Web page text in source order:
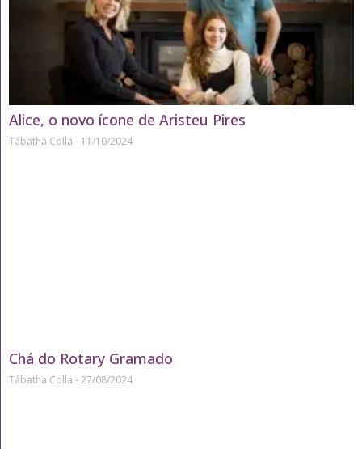
Alice, o novo ícone de Aristeu Pires
Tábatha Colla 11/10/2024
Chá do Rotary Gramado
Tábatha Colla 27/08/2024